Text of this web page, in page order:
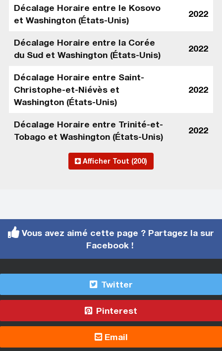
Décalage Horaire entre le Kosovo
et Washington (États-Unis)
2022
Décalage Horaire entre la Corée
du Sud et Washington (États-Unis)
2022
Décalage Horaire entre Saint-
Christophe-et-Niévès et
Washington (États-Unis)
2022
Décalage Horaire entre Trinité-et-
Tobago et Washington (États-Unis)
2022
Afficher Tout (200)
Vous avez aimé cette page ? Partagez la sur
Facebook !
Twitter
Pinterest
Email